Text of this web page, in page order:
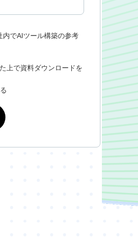
内でAIツール構築の参考
上で資料ダウンロードを